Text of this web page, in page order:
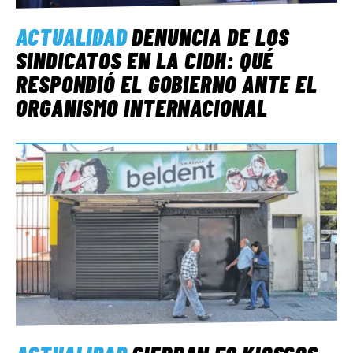
ACTUALIDADDENUNCIA DE LOS
SINDICATOS EN LA CIDH: QUÉ
RESPONDIÓ EL GOBIERNO ANTE EL
ORGANISMO INTERNACIONAL